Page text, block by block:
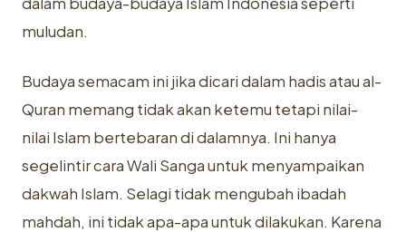
muludan.
Budaya semacam ini jika dicari dalam hadis atau al-
Quran memang tidak akan ketemu tetapi nilai-
nilai Islam bertebaran di dalamnya. Ini hanya
segelintir cara Wali Sanga untuk menyampaikan
dakwah Islam. Selagi tidak mengubah ibadah
mahdah, ini tidak apa-apa untuk dilakukan. Karena